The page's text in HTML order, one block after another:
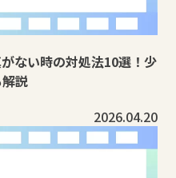
ない時の対処法10選！少
説
2026.04.20